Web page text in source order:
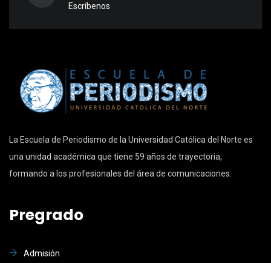
Escríbenos
La Escuela de Periodismo de la Universidad Católica del Norte es
una unidad académica que tiene 59 años de trayectoria,
formando a los profesionales del área de comunicaciones.
Pregrado
Admisión